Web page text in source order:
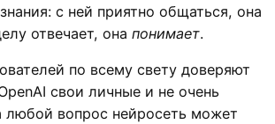
с ней приятно общаться, она
отвечает, она понимает.
по всему свету доверяют
свои личные и не очень
любой вопрос нейросеть может